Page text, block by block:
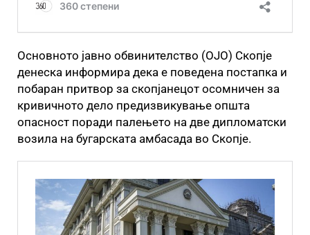
Основното јавно обвинителство (ОЈО) Скопје
денеска информира дека е поведена постапка и
побаран притвор за скопјанецот осомничен за
кривичното дело предизвикување општа
опасност поради палењето на две дипломатски
возила на бугарската амбасада во Скопје.